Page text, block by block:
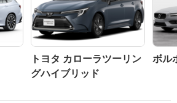
トヨタ カローラツーリン
グハイブリッド
ボル